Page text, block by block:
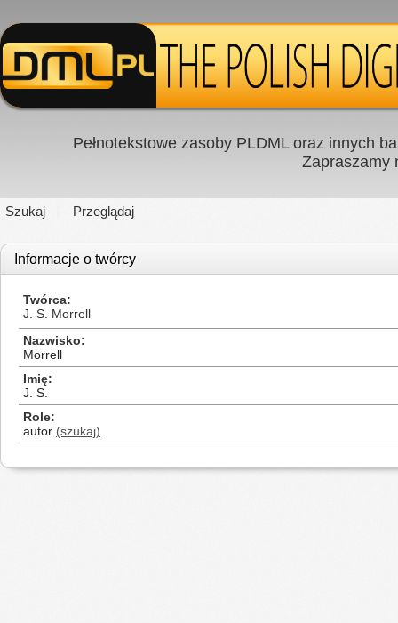
Pełnotekstowe zasoby PLDML oraz innych
Zapraszamy
Szukaj Przeglądaj
Informacje o twórcy
Twórca
J. S. Morrell
Nazwisko
Morrell
Imię
J. S.
Role
autor (szukaj)